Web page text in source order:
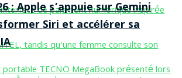
: Apple s’appuie sur Gemini
Siri et accélérer sa